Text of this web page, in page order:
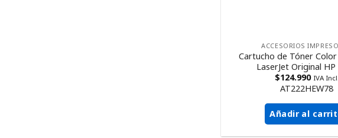
ACCESORIOS
Cartucho de Tóner
LaserJet Original HP
$124.990 IVA Incl.
AT222HEW78
Añadir al